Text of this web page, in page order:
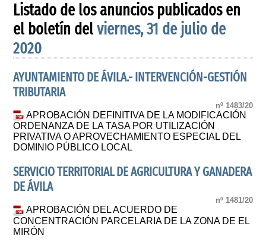
Listado de los anuncios publicados en
el boletín delviernes, 31 de julio de
2020
AYUNTAMIENTO DE ÁVILA.- INTERVENCIÓN-GESTIÓN
TRIBUTARIA
nº 1483/20
APROBACIÓN DEFINITIVA DE LA MODIFICACIÓN
ORDENANZA DE LA TASA POR UTILIZACIÓN
PRIVATIVA O APROVECHAMIENTO ESPECIAL DEL
DOMINIO PÚBLICO LOCAL
SERVICIO TERRITORIAL DE AGRICULTURA Y GANADERA
DE ÁVILA
nº 1481/20
APROBACIÓN DEL ACUERDO DE
CONCENTRACIÓN PARCELARIA DE LA ZONA DE EL
MIRÓN